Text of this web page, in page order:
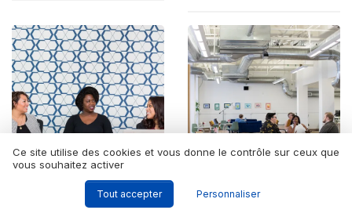
04/12/2025
Tout savoir sur la contenance
Innovation • 03/12/2025
Ce site utilise des cookies et vous donne le contrôle sur ceux que
vous souhaitez activer
Tout accepter Personnaliser